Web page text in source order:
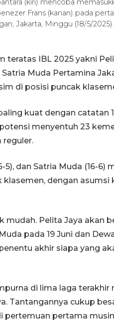
(kiri) mencoba
Frans (kanan) pada
Jakarta, Minggu (18/5/
teratas IBL 2025 yakni
Muda Pertamina
di posisi puncak
kuat dengan catatan
menyentuh 23
reguler.
5), dan Satria Muda (16-6)
dengan asumsi
mudah. Pelita Jaya akan
pada 19 Juni dan
akhir siapa yang
di lima laga terakhir
Tantangannya cukup
pertama